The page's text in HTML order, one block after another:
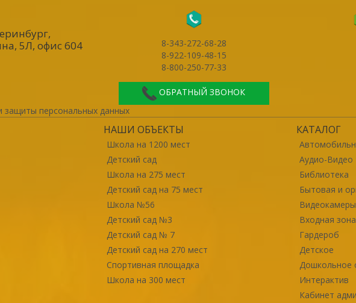
,
5Л, офис 604
8-343-272-68-28
8-922-109-48-15
8-800-250-77-33
ОБРАТНЫЙ ЗВОНОК
защиты персональных данных
НАШИ ОБЪЕКТЫ
Школа на 1200 мест
Детский сад
Школа на 275 мест
Детский сад на 75 мест
Школа №56
Детский сад №3
Детский сад № 7
Детский сад на 270 мест
Спортивная площадка
Школа на 300 мест
КАТАЛОГ
Аудио-Видео
Библиотека
Бытовая и
Видеокамеры
Входная зона
Гардероб
Детское
Дошкольное
Интерактив
Кабинет